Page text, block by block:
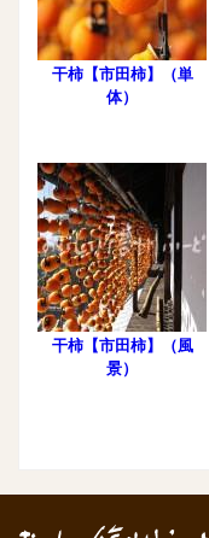
干柿【市田柿】（単
体）
干柿【市田柿】（風
景）